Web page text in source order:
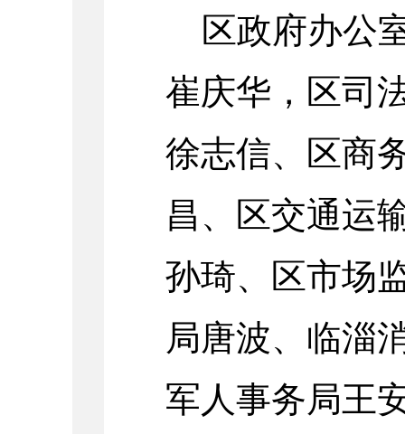
区政府办公
崔庆华 ， 区司
徐志信、
区商
昌 、
区交通运
孙琦、区市场
局唐波、临淄
军人事务局王